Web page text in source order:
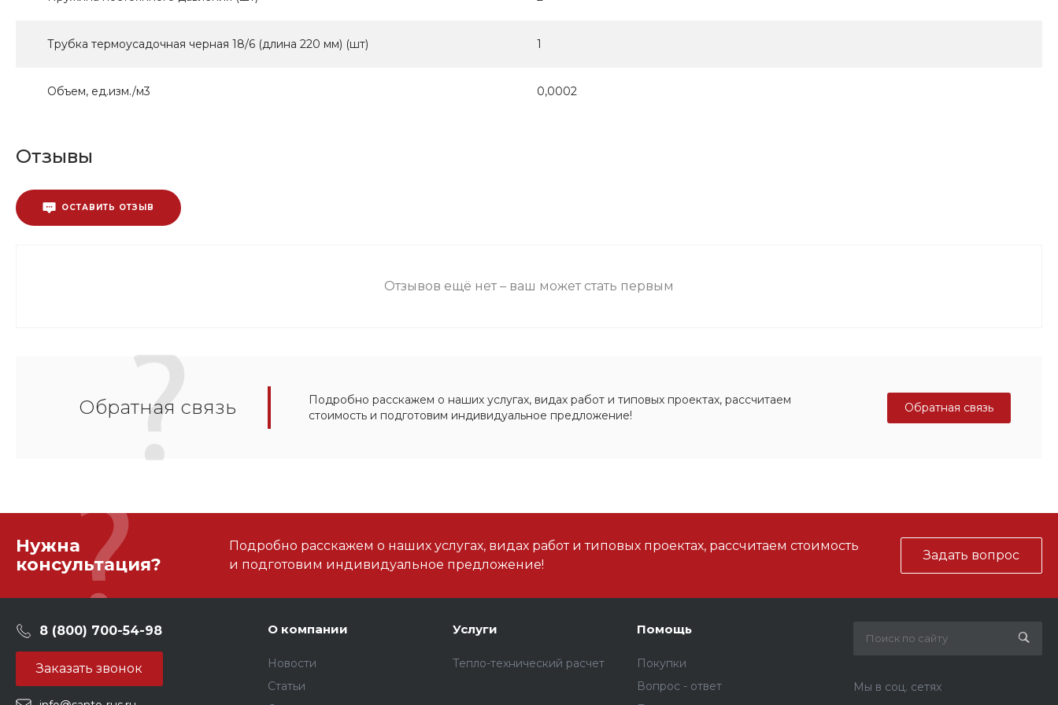
Трубка термоусадочная черная 18/6 (длина 220 мм) (шт) 1
Объем, ед.изм./м3 0,0002
Отзывы
ОСТАВИТЬ ОТЗЫВ
Отзывов ещё нет – ваш может стать первым
Обратная связь
Подробно расскажем о наших услугах, видах работ и типовых проектах, рассчитаем
стоимость и подготовим индивидуальное предложение!
Обратная связь
Нужна
консультация?
Подробно расскажем о наших услугах, видах работ и типовых проектах, рассчитаем стоимость
и подготовим индивидуальное предложение!
Задать вопрос
8 (800) 700-54-98
Заказать звонок
О компании
Новости
Статьи
Услуги
Тепло-технический расчет
Помощь
Покупки
Вопрос - ответ
Мы в соц. сетях